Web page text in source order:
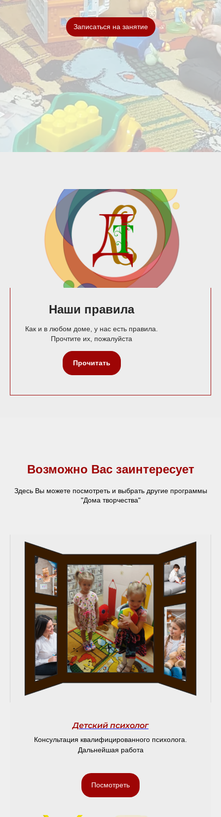
Записаться на занятие
Наши правила
Как и в любом доме, у нас есть правила.
Прочтите их, пожалуйста
Прочитать
Возможно Вас заинтересует
Здесь Вы можете посмотреть и выбрать другие программы
"Дома творчества"
Детский психолог
Консультация квалифицированного психолога.
Дальнейшая работа
Посмотреть